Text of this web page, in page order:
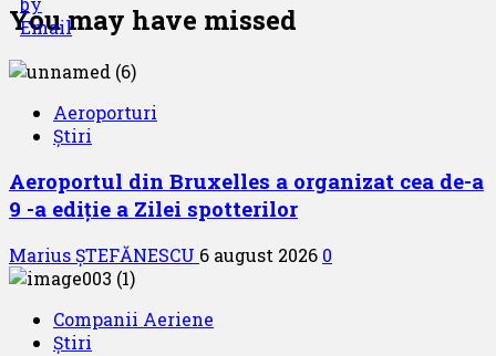
You may have missed
Aeroporturi
Știri
Aeroportul din Bruxelles a organizat cea de-a
9 -a ediție a Zilei spotterilor
Marius ȘTEFĂNESCU 6 august 2026 0
Companii Aeriene
Știri